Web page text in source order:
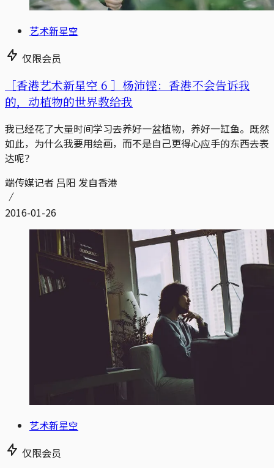
艺术新星空
仅限会员
［香港艺术新星空 6 ］杨沛铿：香港不会告诉我
的，动植物的世界教给我
我已经花了大量时间学习去养好一盆植物，养好一缸鱼。既然
如此，为什么我要用绘画，而不是自己更得心应手的东西去表
达呢？
端传媒记者 吕阳 发自香港
2016-01-26
艺术新星空
仅限会员